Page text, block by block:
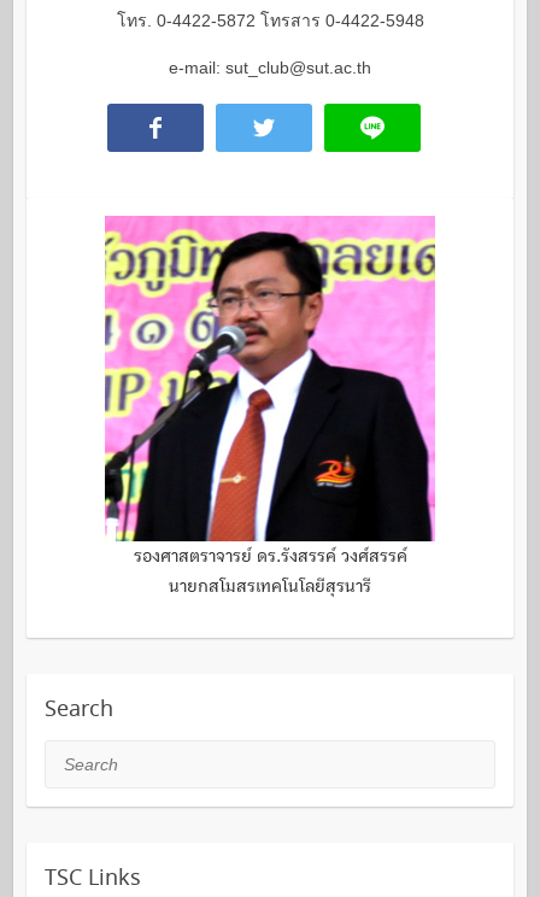
โทร. 0-4422-5872 โทรสาร 0-4422-5948
e-mail: sut_club@sut.ac.th
รองศาสตราจารย์ ดร.รังสรรค์ วงศ์สรรค์
นายกสโมสรเทคโนโลยีสุรนารี
Search
Search
TSC Links